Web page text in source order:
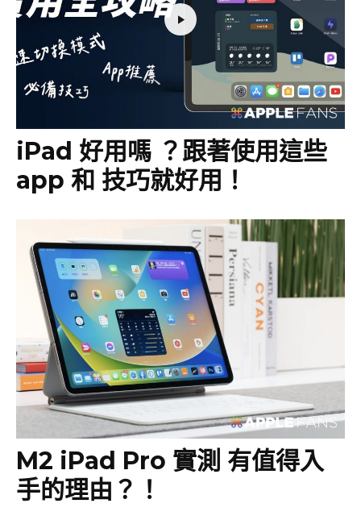
iPad 好用嗎 ？跟著使用這些
app 和 技巧就好用！
M2 iPad Pro 實測 有值得入
手的理由？！